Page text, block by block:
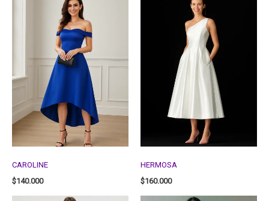
CAROLINE
$140.000
HERMOSA
$160.000